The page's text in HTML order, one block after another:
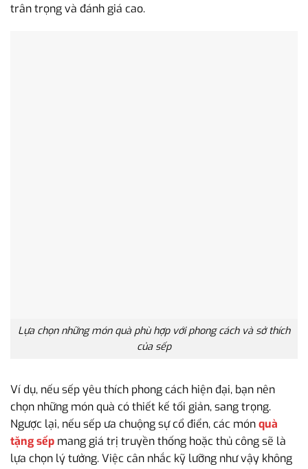
trân trọng và đánh giá cao.
Lựa chọn những món quà phù hợp với phong cách và sở thích
của sếp
Ví dụ, nếu sếp yêu thích phong cách hiện đại, bạn nên
chọn những món quà có thiết kế tối giản, sang trọng.
Ngược lại, nếu sếp ưa chuộng sự cổ điển, các mónquà
tặng sếp mang giá trị truyền thống hoặc thủ công sẽ là
lựa chọn lý tưởng. Việc cân nhắc kỹ lưỡng như vậy không